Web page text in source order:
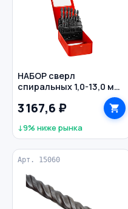
НАБОР сверл
спиральных 1,0-13,0 мм
по металлу цилиндр 25
шт. ЗУБР
3 167,6 ₽
↓9% ниже рынка
Арт. 15060